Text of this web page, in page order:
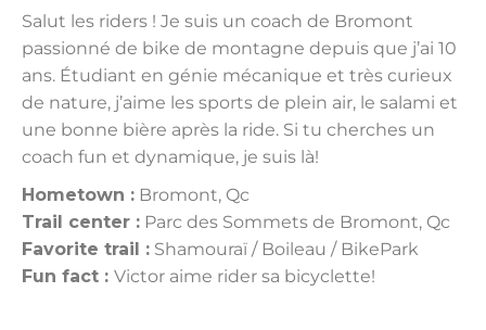
Salut les riders ! Je suis un coach de Bromont
passionné de bike de montagne depuis que j’ai 10
ans. Étudiant en génie mécanique et très curieux
de nature, j’aime les sports de plein air, le salami et
une bonne bière après la ride. Si tu cherches un
coach fun et dynamique, je suis là!
Hometown : Bromont, Qc
Trail center : Parc des Sommets de Bromont, Qc
Favorite trail : Shamouraï / Boileau / BikePark
Fun fact : Victor aime rider sa bicyclette!